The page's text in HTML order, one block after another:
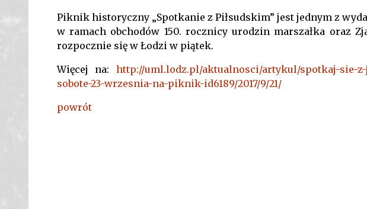
Piknik historyczny „Spotkanie z Piłsudskim” jest jednym z
w ramach obchodów 150. rocznicy urodzin marszałka oraz
rozpocznie się w Łodzi w piątek.
Więcej na: http://uml.lodz.pl/aktualnosci/artykul/spotkaj-sie-
sobote-23-wrzesnia-na-piknik-id6189/2017/9/21/
powrót